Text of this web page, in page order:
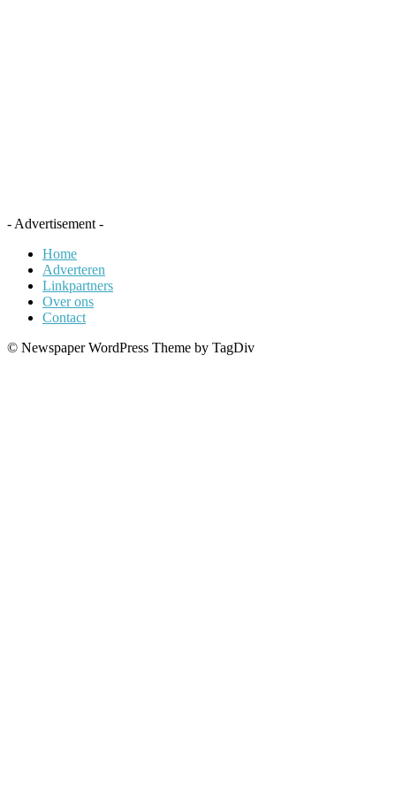
- Advertisement -
Home
Adverteren
Linkpartners
Over ons
Contact
© Newspaper WordPress Theme by TagDiv